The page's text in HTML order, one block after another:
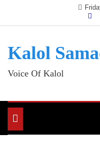
Kalol
Voice Of Kalol
Toggle
navigation